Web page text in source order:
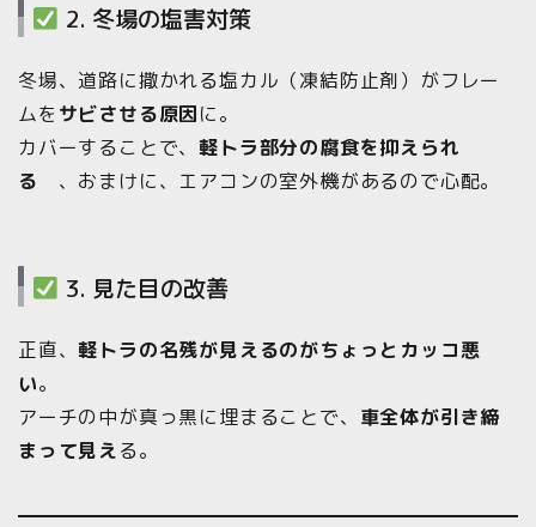
2. 冬場の塩害対策
冬場、道路に撒かれる塩カル（凍結防止剤）がフレー
ムを サビさせる原因に。
カバーすることで、 軽トラ部分の腐食を抑えられ
る 、おまけに、エアコンの室外機があるので心配。
3. 見た目の改善
正直、 軽トラの名残が見えるのがちょっとカッコ悪
い。
アーチの中が真っ黒に埋まることで、 車全体が引き締
まって見える。